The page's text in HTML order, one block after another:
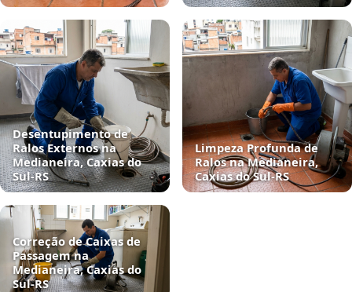
Desentupimento de
Ralos Externos na
Medianeira, Caxias do
Sul‑RS
Limpeza Profunda de
Ralos na Medianeira,
Caxias do Sul‑RS
Correção de Caixas de
Passagem na
Medianeira, Caxias do
Sul‑RS